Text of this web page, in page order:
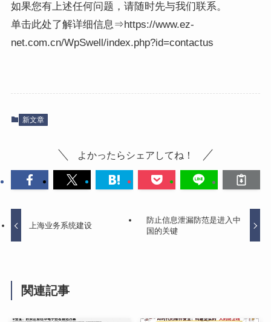
如果您有上述任何问题，请随时先与我们联系。
单击此处了解详细信息⇒https://www.ez-
net.com.cn/WpSwell/index.php?id=contactus
新文章
よかったらシェアしてね！
上海业务系统建设
防止信息泄漏防范是进入中
国的关键
関連記事